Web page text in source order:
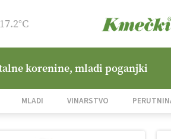
17.2°C
korenine, mladi poganjki
MLADI VINARSTVO
roboti: bo o njihovi prihodnosti